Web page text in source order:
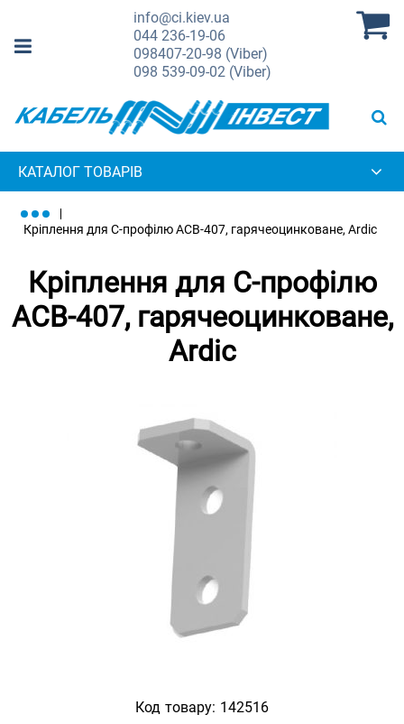
info@ci.kiev.ua
044236-19-06
098407-20-98 (Viber)
098 539-09-02 (Viber)
КАТАЛОГ ТОВАРІВ
Кріплення для С-профілю ACB-407, гарячеоцинковане, Ardic
Кріплення для С-профілю
ACB-407, гарячеоцинковане,
Ardic
Код товару: 142516